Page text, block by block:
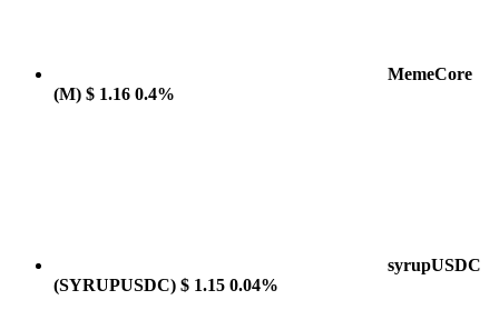
MemeCore
(M) $ 1.16 0.4%
syrupUSDC
(SYRUPUSDC) $ 1.15 0.04%